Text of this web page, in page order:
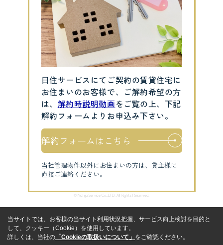
⽇住サービスにてご契約の賃貸住宅に
お住まいのお客様で、ご解約希望の⽅
は、 解約時説明動画をご覧の上、下記
解約フォームよりお申込み下さい。
解約フォームはこちら
当社管理物件以外にお住まいの方は、貸主様に
直接ご連絡ください。
© Nichiju Service Co.,LTD. All Rights Reserved.
当サイトでは、お客様の当サイト利用状況把握、サービス向上検討を目的と
して、クッキー（Cookie）を使用しています。
詳しくは、当社の 「Cookieの取扱いについて」 をご確認ください。